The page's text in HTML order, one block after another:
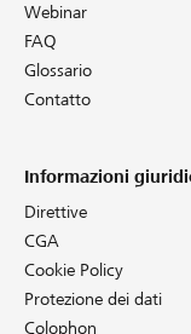
Webinar
FAQ
Glossario
Contatto
Informazioni
Direttive
CGA
Cookie Policy
Protezione dei dati
Colophon